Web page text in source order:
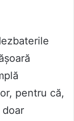
pentru că,